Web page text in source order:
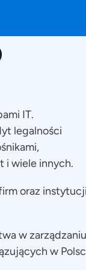
IT.
legalności
i wiele innych.
oraz instytucji
w zarządzaniu
w